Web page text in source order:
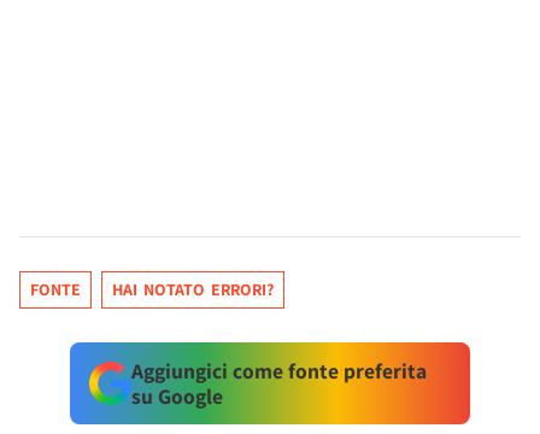
FONTE HAI NOTATO ERRORI?
Aggiungici come fonte preferita
su Google